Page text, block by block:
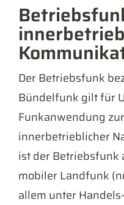
Der Betriebsfunk
Bündelfunk gilt für
Funkanwendung
innerbetrieblicher
ist der Betriebsfunk
mobiler Landfunk
allem unter